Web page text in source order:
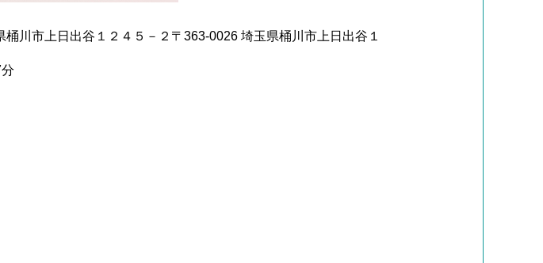
桶川市上日出谷１２４５－２〒363-0026 埼玉県桶川市上日出谷１